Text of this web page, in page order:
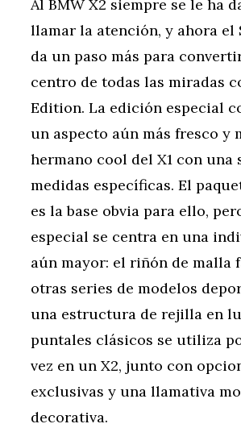
Al BMW X2 siempre se le ha
llamar la atención, y ahora el
da un paso más para
centro de todas las miradas
Edition. La edición especial
un aspecto aún más fresco y
hermano cool del X1 con una
medidas específicas. El
es la base obvia para ello,
especial se centra en una
aún mayor: el riñón de malla
otras series de modelos
una estructura de rejilla en
puntales clásicos se utiliza
vez en un X2, junto con
exclusivas y una llamativa
decorativa.